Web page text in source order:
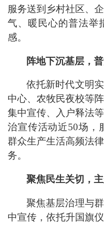
服务送到乡村社区、
气、暖民心的普法举
感。
阵地下沉基层，
依托新时代文明
中心、农牧民夜校等
集中宣传、入户释法
治宣传活动近50场，
群众生产生活高频法
务。
聚焦民生关切，
聚焦基层治理与
中宣传，依托升国旗